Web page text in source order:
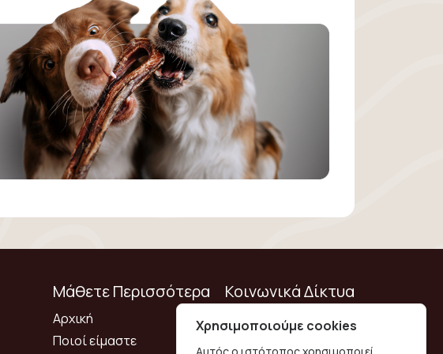
Μάθετε Περισσότερα
Αρχική
Ποιοί είμαστε
Κοινωνικά Δίκτυα
Χρησιμοποιούμε cookies